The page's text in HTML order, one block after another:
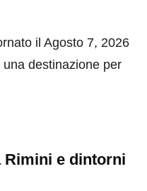
il Agosto 7, 2026
destinazione per
Rimini e dintorni